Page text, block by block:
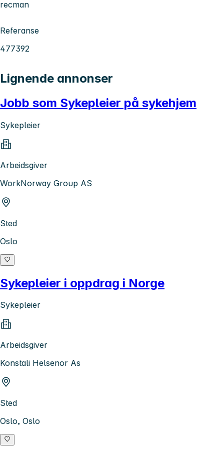
recman
Referanse
477392
Lignende annonser
Jobb som Sykepleier på sykehjem
Sykepleier
Arbeidsgiver
WorkNorway Group AS
Sted
Oslo
Sykepleier i oppdrag i Norge
Sykepleier
Arbeidsgiver
Konstali Helsenor As
Sted
Oslo, Oslo